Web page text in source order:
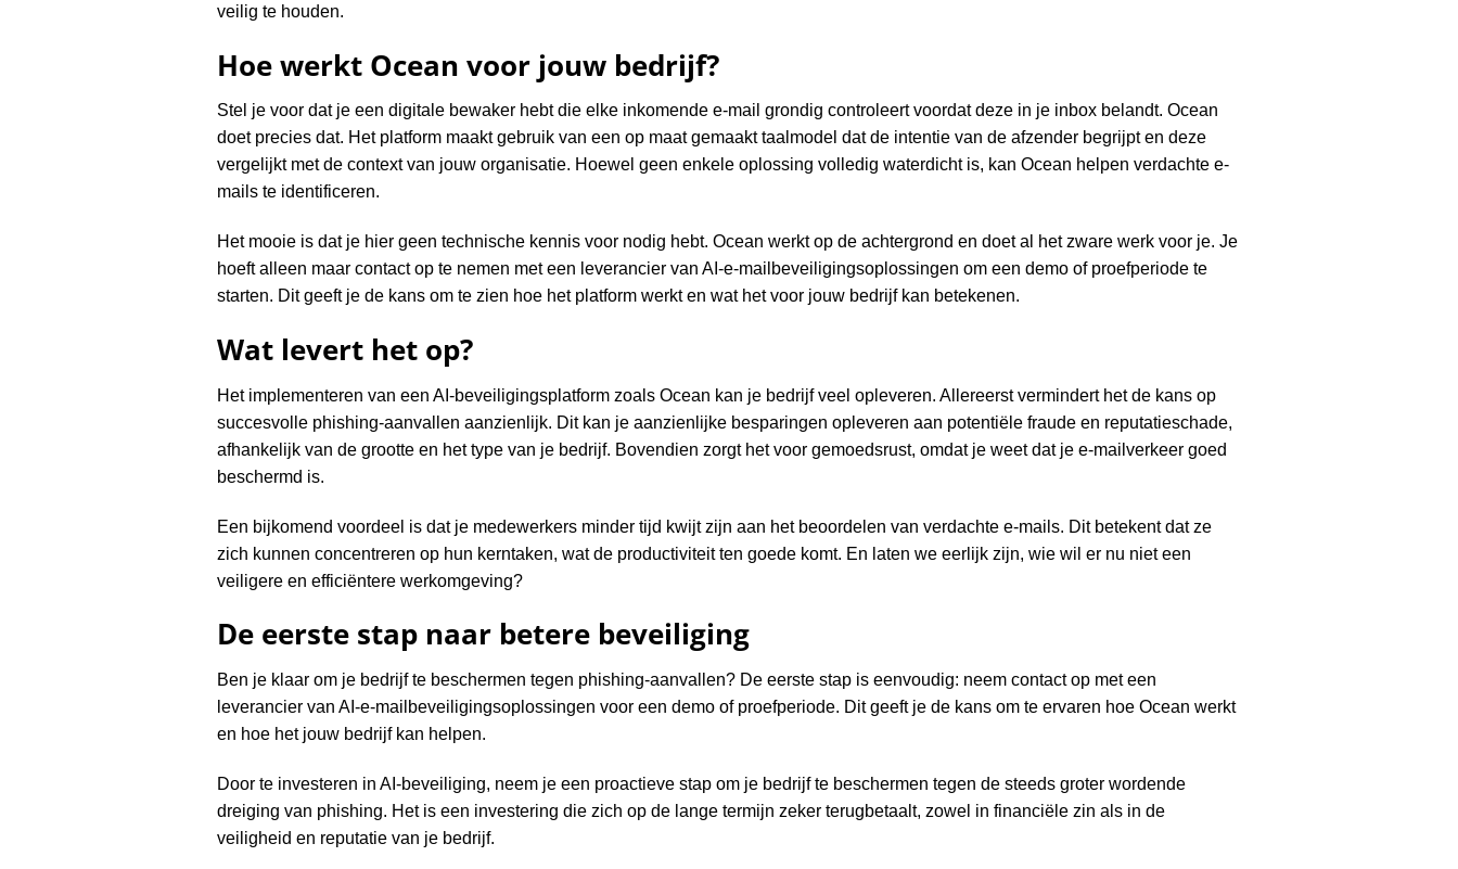
veilig te houden.
Hoe werkt Ocean voor jouw bedrijf?
Stel je voor dat je een digitale bewaker hebt die elke inkomende e-mail grondig controleert voordat deze in je inbox belandt. Ocean
doet precies dat. Het platform maakt gebruik van een op maat gemaakt taalmodel dat de intentie van de afzender begrijpt en deze
vergelijkt met de context van jouw organisatie. Hoewel geen enkele oplossing volledig waterdicht is, kan Ocean helpen verdachte e-
mails te identificeren.
Het mooie is dat je hier geen technische kennis voor nodig hebt. Ocean werkt op de achtergrond en doet al het zware werk voor je. Je
hoeft alleen maar contact op te nemen met een leverancier van AI-e-mailbeveiligingsoplossingen om een demo of proefperiode te
starten. Dit geeft je de kans om te zien hoe het platform werkt en wat het voor jouw bedrijf kan betekenen.
Wat levert het op?
Het implementeren van een AI-beveiligingsplatform zoals Ocean kan je bedrijf veel opleveren. Allereerst vermindert het de kans op
succesvolle phishing-aanvallen aanzienlijk. Dit kan je aanzienlijke besparingen opleveren aan potentiële fraude en reputatieschade,
afhankelijk van de grootte en het type van je bedrijf. Bovendien zorgt het voor gemoedsrust, omdat je weet dat je e-mailverkeer goed
beschermd is.
Een bijkomend voordeel is dat je medewerkers minder tijd kwijt zijn aan het beoordelen van verdachte e-mails. Dit betekent dat ze
zich kunnen concentreren op hun kerntaken, wat de productiviteit ten goede komt. En laten we eerlijk zijn, wie wil er nu niet een
veiligere en efficiëntere werkomgeving?
De eerste stap naar betere beveiliging
Ben je klaar om je bedrijf te beschermen tegen phishing-aanvallen? De eerste stap is eenvoudig: neem contact op met een
leverancier van AI-e-mailbeveiligingsoplossingen voor een demo of proefperiode. Dit geeft je de kans om te ervaren hoe Ocean werkt
en hoe het jouw bedrijf kan helpen.
Door te investeren in AI-beveiliging, neem je een proactieve stap om je bedrijf te beschermen tegen de steeds groter wordende
dreiging van phishing. Het is een investering die zich op de lange termijn zeker terugbetaalt, zowel in financiële zin als in de
veiligheid en reputatie van je bedrijf.